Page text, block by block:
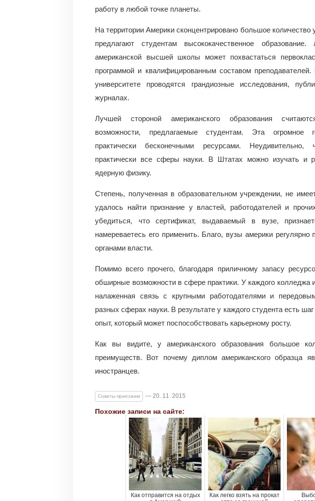
работу в любой точке планеты.
На территории Америки сконцентрировано большое количество
предлагают студентам высококачественное образование.
американской высшей школы может похвастаться
программой и квалифицированным составом
университете проводятся грандиозные исследования,
журналах.
Лучшей стороной американского образования
возможности, предлагаемые студентам. Эта огромное
практически бесконечными ресурсами.
практически все сферы науки. В Штатах можно изучать и
ядерную физику.
Степень, полученная в образовательном учреждении, не
удалось найти признание у властей, работодателей и
убедиться, что сертификат, выдаваемый в вузе,
намереваетесь его применить. Благо, вузы америки регулярно
органами власти.
Помимо всего прочего, благодаря приличному запасу
обширные возможности в сфере практики. У каждого колледжа
налаженная связь с крупными работодателями и
разных сферах науки. В результате у каждого студента есть
опыт, который может поспособствовать карьерному росту.
Как вы видите, у американского образования большое
преимуществ. Вот почему диплом американского образца
иностранцев.
Советы приезжим — 20. 11. 2015
Похожие записи на сайте:
Как отправится на отдых
Как легко взять на прокат